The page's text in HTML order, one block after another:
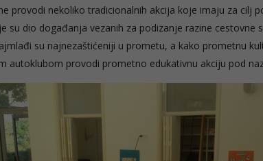
provodi nekoliko tradicionalnih akcija koje imaju za cilj
su dio događanja vezanih za podizanje razine cestovne
su najnezaštićeniji u prometu, a kako prometnu
autoklubom provodi prometno edukativnu akciju pod